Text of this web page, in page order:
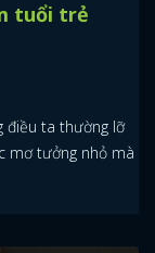
tuổi trẻ
điều ta thường lỡ
mơ tưởng nhỏ mà